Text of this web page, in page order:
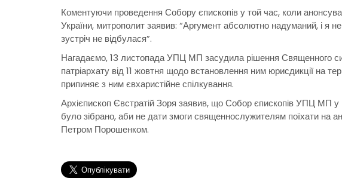
Коментуючи проведення Собору єпископів у той час, коли
України, митрополит заявив: “Аргумент абсолютно надуманий, і я
зустріч не відбулася”.
Нагадаємо, 13 листопада УПЦ МП засудила рішення Священного
патріархату від 11 жовтня щодо встановлення ним юрисдикції на
припиняє з ним євхаристійне спілкування.
Архієпископ Євстратій Зоря заявив, що Собор єпископів УПЦ МП у
було зібрано, аби не дати змоги священнослужителям поїхати на
Петром Порошенком.